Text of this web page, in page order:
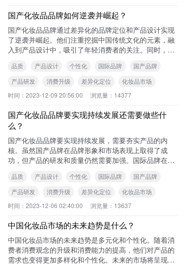
国产化妆品品牌如何逆袭并崛起？
国产化妆品品牌通过差异化的品牌定位和产品设计实现
了逆袭并崛起。他们注重挖掘中国传统文化的元素，融
入到产品设计中，吸引了年轻消费者的关注。同时，国
满
品质 产品设计 个性化 国际品牌
国产品牌
产品研发
消费升级 差异化定位
化妆品市场
时间： 2023-12-09 20:56:00 浏览量： 14377
国产化妆品品牌要实现持续发展还需要做些什
么？
国产化妆品品牌要实现持续发展，需要夯实产品的内
核。虽然国产品牌在品牌形象和市场表现上取得了成
功，但产品的研发和质量仍然需要加强。国际品牌在产
研发和
品质 产品设计 个性化 国际品牌
国产品牌
产品研发
消费升级 差异化定位
化妆品市场
时间： 2023-12-06 02:40:00 浏览量： 13637
中国化妆品市场的未来趋势是什么？
中国化妆品市场的未来趋势是多元化和个性化。随着消
费者消费观念的升级和消费能力的提高，他们对产品的
需求也变得更加多样化和个性化。未来的市场将呈现出